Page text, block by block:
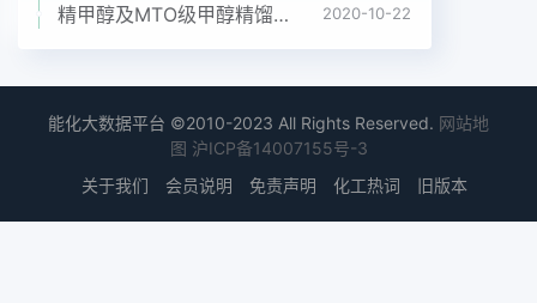
学家做了很多工作 Solymosi8报道在剂裂解
剂上,CH4+CO2反应活性次序为A2O3>Ashcroft在
A2O3上负载N和Pd、Ru、Rh、r金TO2>S02,他认
为反应活性的差别只用分散度来属考察了它们的重整
反应活性和反应后积炭情况,说明是不够充分的,于是
精甲醇及MTO级甲醇精馏工艺技术进展 2020-10-22
能化大数据平台 ©2010-2023 All Rights Reserved. 网站地
图 沪ICP备14007155号-3
关于我们
会员说明 免责声明 化工热词 旧版本